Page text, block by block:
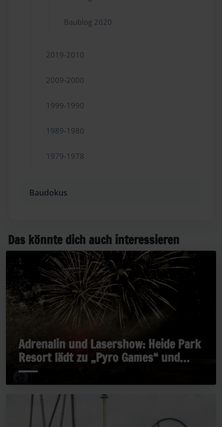
Baublog 2020
2019-2010
2009-2000
1999-1990
1989-1980
1979-1978
Baudokus
Das könnte dich auch interessieren
Adrenalin und Lasershow: Heide Park
Resort lädt zu „Pyro Games“ und
„Late Rides“